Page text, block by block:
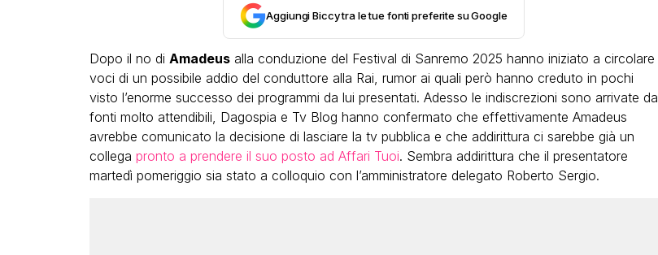
Aggiungi Biccy tra le tue fonti preferite su Google
Dopo il no di Amadeusalla conduzione del Festival di Sanremo 2025 hanno iniziato a circolare
voci di un possibile addio del conduttore alla Rai, rumor ai quali però hanno creduto in pochi
visto l’enorme successo dei programmi da lui presentati. Adesso le indiscrezioni sono arrivate da
fonti molto attendibili, Dagospia e Tv Blog hanno confermato che effettivamente Amadeus
avrebbe comunicato la decisione di lasciare la tv pubblica e che addirittura ci sarebbe già un
collega pronto a prendere il suo posto ad Affari Tuoi. Sembra addirittura che il presentatore
martedì pomeriggio sia stato a colloquio con l’amministratore delegato Roberto Sergio.
LGBT